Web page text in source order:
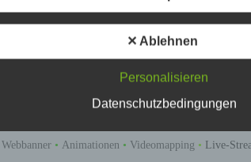
einem Video oder einem Live-Stream. Erweitern
investieren Sie in die Erinnerung an Ihre
Of Sale“ oder im Rahmen eines Sponsorings
Webbanner • Animationen • Videomapping • Live-
✕ Ablehnen
Personalisieren
Datenschutzbedingungen